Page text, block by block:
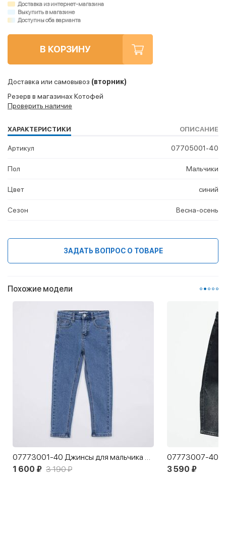
Доставка из интернет-магазина
Выкупить в магазине
Доступны оба варианта
В КОРЗИНУ
Доставка или самовывоз (вторник)
Резерв в магазинах Котофей
Проверить наличие
ХАРАКТЕРИСТИКИ ОПИСАНИЕ
Артикул 07705001-40
Пол Мальчики
Цвет синий
Сезон Весна-осень
ЗАДАТЬ ВОПРОС О ТОВАРЕ
Похожие модели
07773001-40 Джинсы для мальчика синий
1 600 ₽ 3 190 ₽ 3 590 ₽